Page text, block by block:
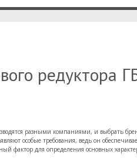
редуктора
разными компаниями, и выбрать
особые требования, ведь он
фактор для определения основных